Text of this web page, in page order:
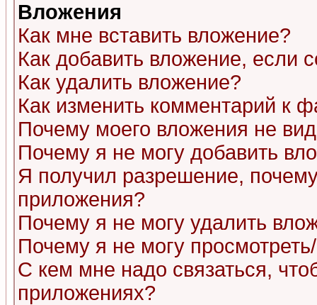
Вложения
Как мне вставить вложение?
Как добавить вложение, если
Как удалить вложение?
Как изменить комментарий к
Почему моего вложения не
Почему я не могу добавить
Я получил разрешение,
приложения?
Почему я не могу удалить
Почему я не могу
С кем мне надо связаться,
приложениях?